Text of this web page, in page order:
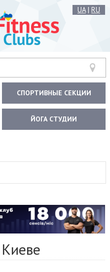
UA| RU
СПОРТИВНЫЕ СЕКЦИИ
ЙОГА СТУДИИ